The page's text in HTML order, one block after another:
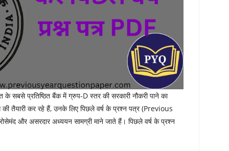
सबसे प्रतिष्ठित बैंक में ग्रुप-D स्तर की सरकारी नौकरी पाने का
की तैयारी कर रहे हैं, उनके लिए पिछले वर्ष के प्रश्न पत्र (Previous
और असरदार अध्ययन सामग्री माने जाते हैं। पिछले वर्ष के प्रश्न